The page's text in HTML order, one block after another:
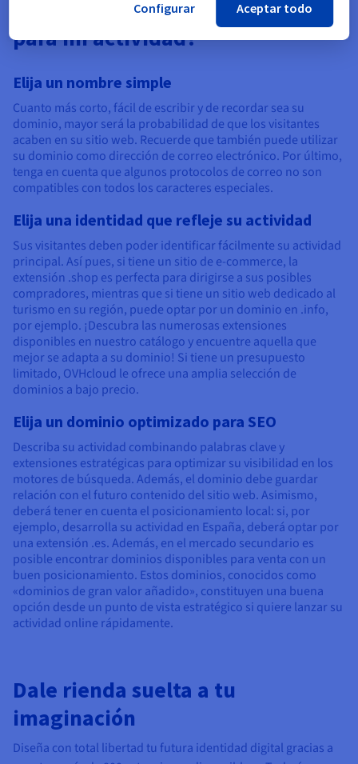
¿Cómo elegir el mejor dominio
para mi actividad?
Elija un nombre simple
Cuanto más corto, fácil de escribir y de recordar sea su
dominio, mayor será la probabilidad de que los visitantes
acaben en su sitio web. Recuerde que también puede utilizar
su dominio como dirección de correo electrónico. Por último,
tenga en cuenta que algunos protocolos de correo no son
compatibles con todos los caracteres especiales.
Elija una identidad que refleje su actividad
Sus visitantes deben poder identificar fácilmente su actividad
principal. Así pues, si tiene un sitio de e-commerce, la
extensión .shop es perfecta para dirigirse a sus posibles
compradores, mientras que si tiene un sitio web dedicado al
turismo en su región, puede optar por un dominio en .info,
por ejemplo. ¡Descubra las numerosas extensiones
disponibles en nuestro catálogo y encuentre aquella que
mejor se adapta a su dominio! Si tiene un presupuesto
limitado, OVHcloud le ofrece una amplia selección de
dominios a bajo precio.
Elija un dominio optimizado para SEO
Describa su actividad combinando palabras clave y
extensiones estratégicas para optimizar su visibilidad en los
motores de búsqueda. Además, el dominio debe guardar
relación con el futuro contenido del sitio web. Asimismo,
deberá tener en cuenta el posicionamiento local: si, por
ejemplo, desarrolla su actividad en España, deberá optar por
una extensión .es. Además, en el mercado secundario es
posible encontrar dominios disponibles para venta con un
buen posicionamiento. Estos dominios, conocidos como
«dominios de gran valor añadido», constituyen una buena
opción desde un punto de vista estratégico si quiere lanzar su
actividad online rápidamente.
Dale rienda suelta a tu
imaginación
Diseña con total libertad tu futura identidad digital gracias a
Configurar Aceptar todo